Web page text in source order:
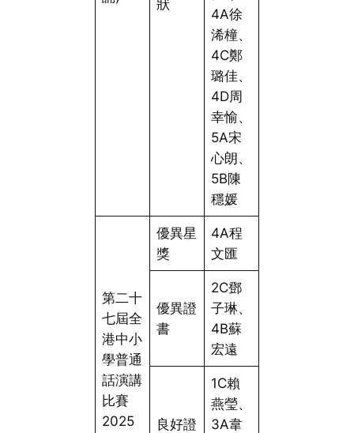
狀
4A徐
浠橦、
4C鄭
璐佳、
4D周
幸愉、
5A宋
心朗、
5B陳
穩媛
第二十
七屆全
港中小
學普通
話演講
比賽
2025
優異星
獎
4A程
文匯
優異證
書
2C鄧
子琳、
4B蘇
宏遠
良好證
1C賴
燕瑩、
3A韋